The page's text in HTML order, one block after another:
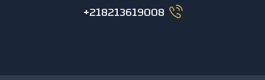
218213619008+